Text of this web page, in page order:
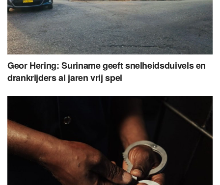
Geor Hering: Suriname geeft snelheidsduivels en
drankrijders al jaren vrij spel